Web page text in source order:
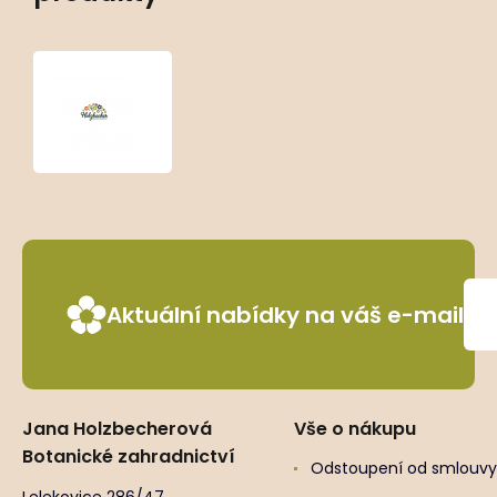
Nemours’
Aktuální nabídky na váš e-mail
Jana Holzbecherová
Botanické zahradnictví
Vše o nákupu
Odstoupení od smlouvy